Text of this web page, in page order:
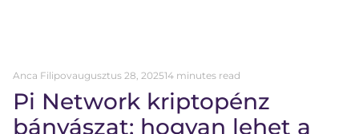
Anca Filipovaugusztus 28, 202514 minutes read
Pi Network kriptopénz
bányászat: hogyan lehet a